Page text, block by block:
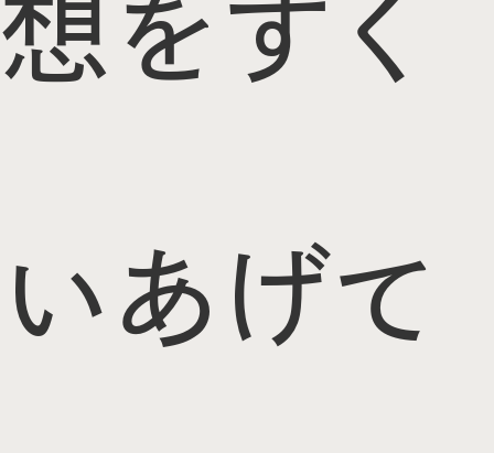
想をすく
いあげて